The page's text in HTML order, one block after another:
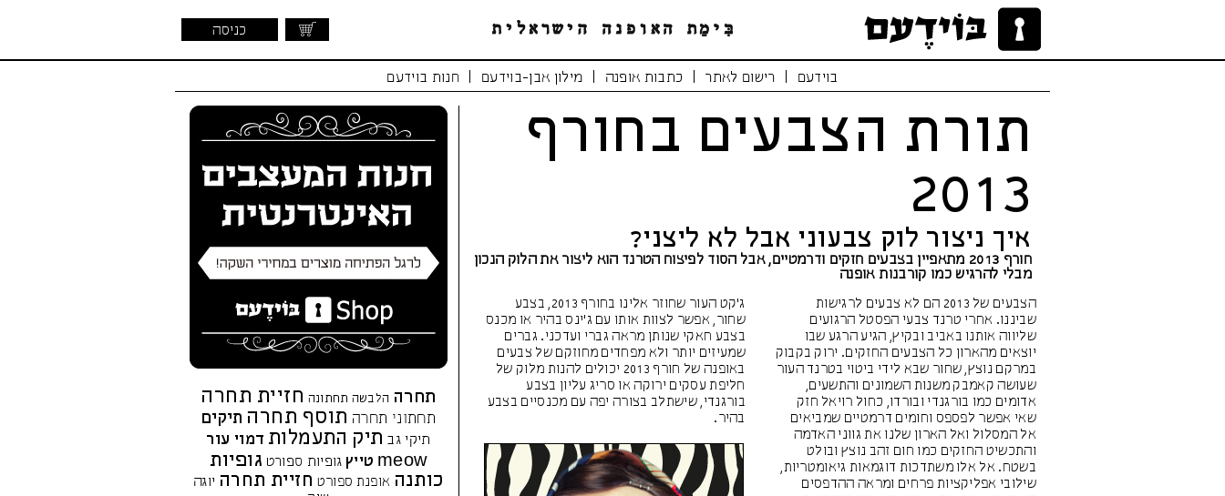
כניסה
בוידעם רישום לאתר כתבות אופנה מילון אבן-בוידעם חנות בוידעם
תורת הצבעים בחורף
2013
איך ניצור לוק צבעוני אבל לא ליצני?
חורף 2013 מתאפיין בצבעים חזקים ודרמטיים, אבל הסוד לפיצוח הטרנד הוא ליצור את הלוק הנכון
מבלי להרגיש כמו קורבנות אופנה
הצבעים של 2013 הם לא צבעים לרגישות
שביננו. אחרי טרנד צבעי הפסטל הרגועים
שליווה אותנו באביב ובקיץ, הגיע הרגע שבו
יוצאים מהארון כל הצבעים החזקים. ירוק בקבוק
במרקם נוצץ, שחור שבא לידי ביטוי בטרנד העור
שעושה קאמבק משנות השמונים והתשעים,
אדומים כמו בורגנדי ובורדו, כחול רויאל חזק
שאי אפשר לפספס וחומים דרמטיים שמביאים
אל המסלול ואל הארון שלנו את גווני האדמה
והתכשיט החזקים כמו חום זהב נוצץ ובולט
בשטח. אל אלו משתדכות דוגמאות גיאומטריות,
שילובי אפליקציות פרחים ומראה ההדפסים
ג'קט העור שחוזר אלינו בחורף 2013, בצבע
שחור, אפשר לצוות אותו עם ג'ינס בהיר או מכנס
בצבע חאקי שנותן מראה גברי ועדכני. גברים
שמעיזים יותר ולא מפחדים מחוזקם של צבעים
באופנה של חורף 2013 יכולים להנות מלוק של
חליפת עסקים ירוקה או סריג עליון בצבע
בורגנדי, שישתלב בצורה יפה עם מכנסיים בצבע
בהיר.
תחרה הלבשה תחתונה חזיית תחרה
תחתוני תחרה תוסף תחרה תיקים
תיקי גב תיק התעמלות דמוי עור
meow טייץ גופיות ספורט גופיות
כותנה אופנת ספורט חזיית תחרה יוגה